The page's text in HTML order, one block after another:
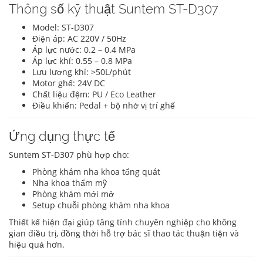
Thông số kỹ thuật Suntem ST-D307
Model: ST-D307
Điện áp: AC 220V / 50Hz
Áp lực nước: 0.2 – 0.4 MPa
Áp lực khí: 0.55 – 0.8 MPa
Lưu lượng khí: >50L/phút
Motor ghế: 24V DC
Chất liệu đệm: PU / Eco Leather
Điều khiển: Pedal + bộ nhớ vị trí ghế
Ứng dụng thực tế
Suntem ST-D307 phù hợp cho:
Phòng khám nha khoa tổng quát
Nha khoa thẩm mỹ
Phòng khám mới mở
Setup chuỗi phòng khám nha khoa
Thiết kế hiện đại giúp tăng tính chuyên nghiệp cho không
gian điều trị, đồng thời hỗ trợ bác sĩ thao tác thuận tiện và
hiệu quả hơn.